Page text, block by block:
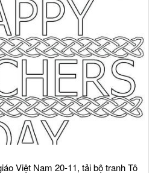
Việt Nam 20-11, tải bộ tranh Tô